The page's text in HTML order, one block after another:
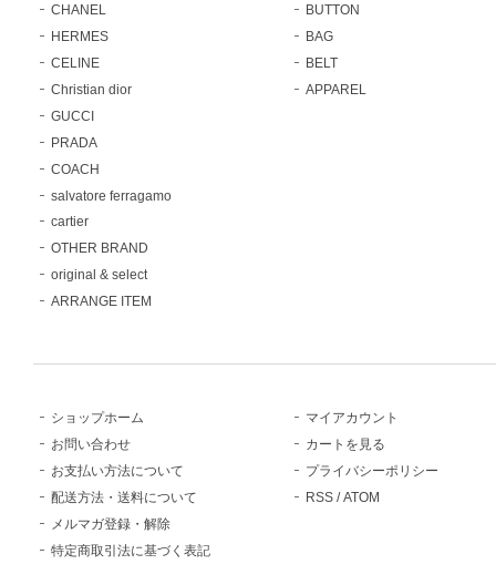
CHANEL
HERMES
CELINE
Christian dior
GUCCI
PRADA
COACH
salvatore ferragamo
cartier
OTHER BRAND
original & select
ARRANGE ITEM
BUTTON
BAG
BELT
APPAREL
ショップホーム
お問い合わせ
お支払い方法について
配送方法・送料について
メルマガ登録・解除
特定商取引法に基づく表記
マイアカウント
カートを見る
プライバシーポリシー
RSS /ATOM